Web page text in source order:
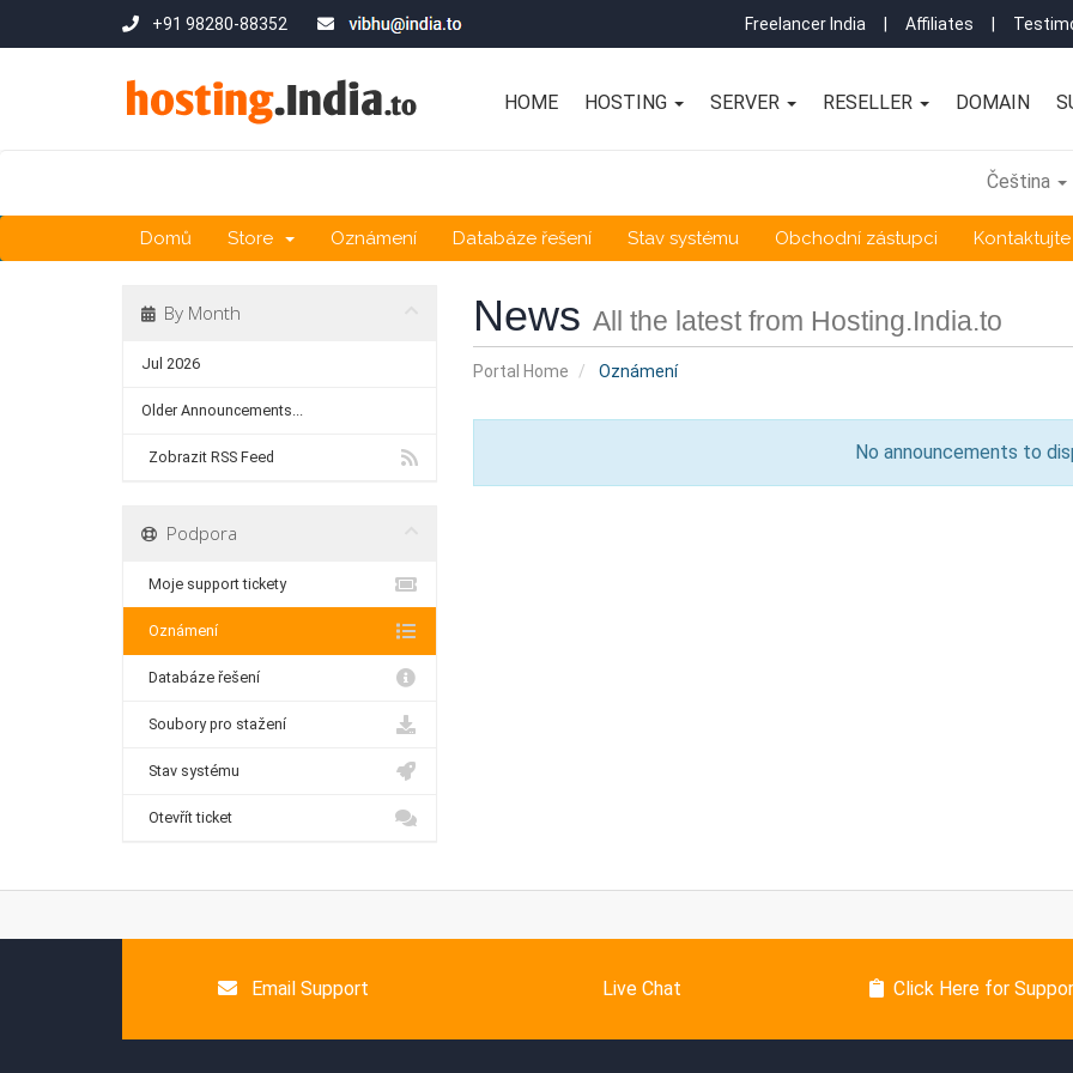
+91 98280-88352 Freelancer India Affiliates
HOME HOSTING SERVER RESELLER DOMAIN
Čeština
Domů Store Oznámení Databáze řešení Stav systému Obchodní zástupci
News All the latest from Hosting.India.to
Portal Home Oznámení
By Month
Jul 2026
Older Announcements...
Zobrazit RSS Feed No announcements to
Podpora
Moje support tickety
Oznámení
Databáze řešení
Soubory pro stažení
Stav systému
Otevřít ticket
Email Support Live Chat Click Here for